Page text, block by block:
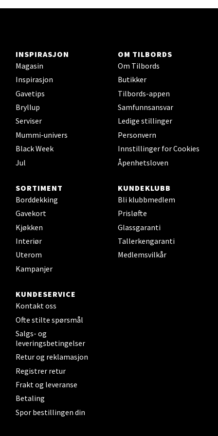
INSPIRASJON
Magasin
Inspirasjon
Gavetips
Bryllup
Serviser
Mummi-univers
Black Week
Jul
OM TILBORDS
Om Tilbords
Butikker
Tilbords-appen
Samfunnsansvar
Ledige stillinger
Personvern
Innstillinger for Cookies
Åpenhetsloven
SORTIMENT
Borddekking
Gavekort
Kjøkken
Interiør
Uterom
Kampanjer
KUNDEKLUBB
Bli klubbmedlem
Prisløfte
Glassgaranti
Tallerkengaranti
Medlemsvilkår
KUNDESERVICE
Kontakt oss
Ofte stilte spørsmål
Salgs- og
leveringsbetingelser
Retur og reklamasjon
Registrer retur
Frakt og leveranse
Betaling
Spor bestillingen din
Madlakrossen nr 9, 4042 Stavanger
Åpent i dag 10-20
0 i butikk
Levanger - Magneten
Moafjæra 14, 7606 Levanger
0 i butikk
Velg
Skarvøyveien 55, 4517 Mandal
Åpent i dag 10-20
0 i butikk
Mo i Rana - Thon Senter Mo i